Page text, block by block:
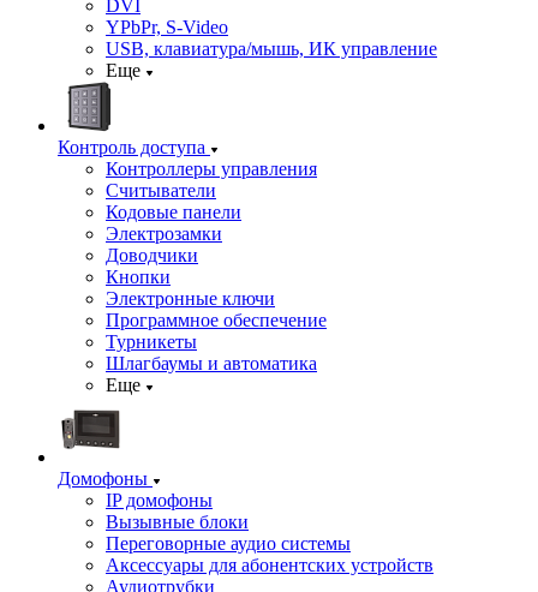
DVI
YPbPr, S-Video
USB, клавиатура/мышь, ИК управление
Еще
Контроль доступа
Контроллеры управления
Считыватели
Кодовые панели
Электрозамки
Доводчики
Кнопки
Электронные ключи
Программное обеспечение
Турникеты
Шлагбаумы и автоматика
Еще
Домофоны
IP домофоны
Вызывные блоки
Переговорные аудио системы
Аксессуары для абонентских устройств
Аудиотрубки